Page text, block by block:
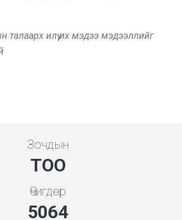
талаарх илүү их мэдээ мэдээллийг
Зочдын
ТОО
Өчигдөр
5648